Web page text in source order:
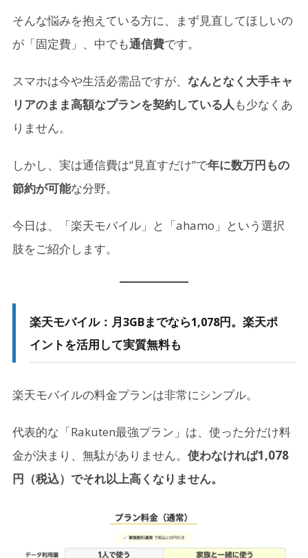
そんな悩みを抱えている方に、まず見直してほしいの
が「固定費」、中でも通信費です。
スマホは今や生活必需品ですが、 なんとなく大手キャ
リアのまま高額なプランを契約している人も少なくあ
りません。
しかし、実は通信費は“見直すだけ”で年に数万円もの
節約が可能な分野。
今日は、「楽天モバイル」と「ahamo」という選択
肢をご紹介します。
楽天モバイル：月3GBまでなら1,078円。楽天ポ
イントを活用して実質無料も
楽天モバイルの料金プランは非常にシンプル。
代表的な「Rakuten最強プラン」は、使った分だけ料
金が決まり、無駄がありません。 使わなければ1,078
円（税込）でそれ以上高くなりません。